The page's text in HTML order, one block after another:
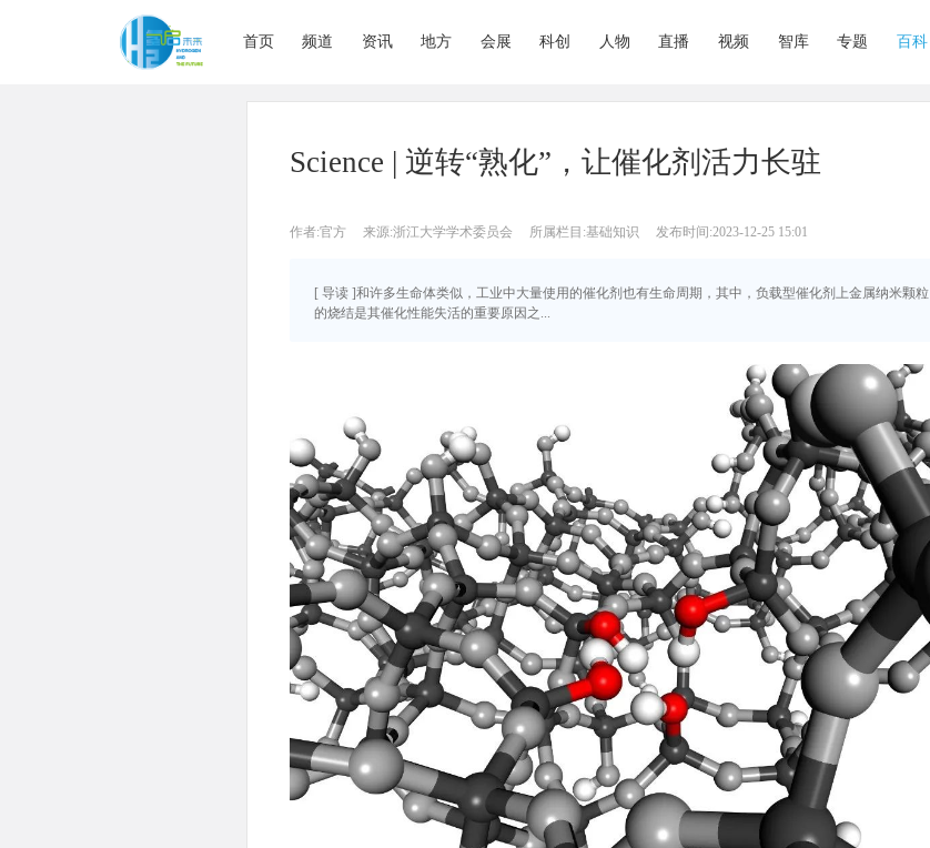
首页 频道 资讯 地方 会展 科创 人物 直播 视频 智库 专题 百科
Science | 逆转“熟化”，让催化剂活力长驻
作者:官方 来源:浙江大学学术委员会 所属栏目:基础知识 发布时间:2023-12-25 15:01
[ 导读 ]和许多生命体类似，工业中大量使用的催化剂也有生命周期，其中，负载型催化剂上金属纳米颗粒
的烧结是其催化性能失活的重要原因之...